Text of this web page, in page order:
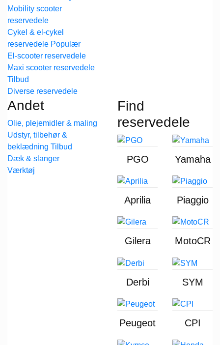
Mobility scooter
reservedele
Cykel & el-cykel
reservedele
El-scooter reservedele
Maxi scooter reservedele
Diverse reservedele
Andet
Olie, plejemidler & maling
Udstyr, tilbehør &
beklædning
Dæk & slanger
Værktøj
Find
reservedele
PGO Yamaha
Aprilia Piaggio
Gilera MotoCR
Derbi SYM
Peugeot CPI